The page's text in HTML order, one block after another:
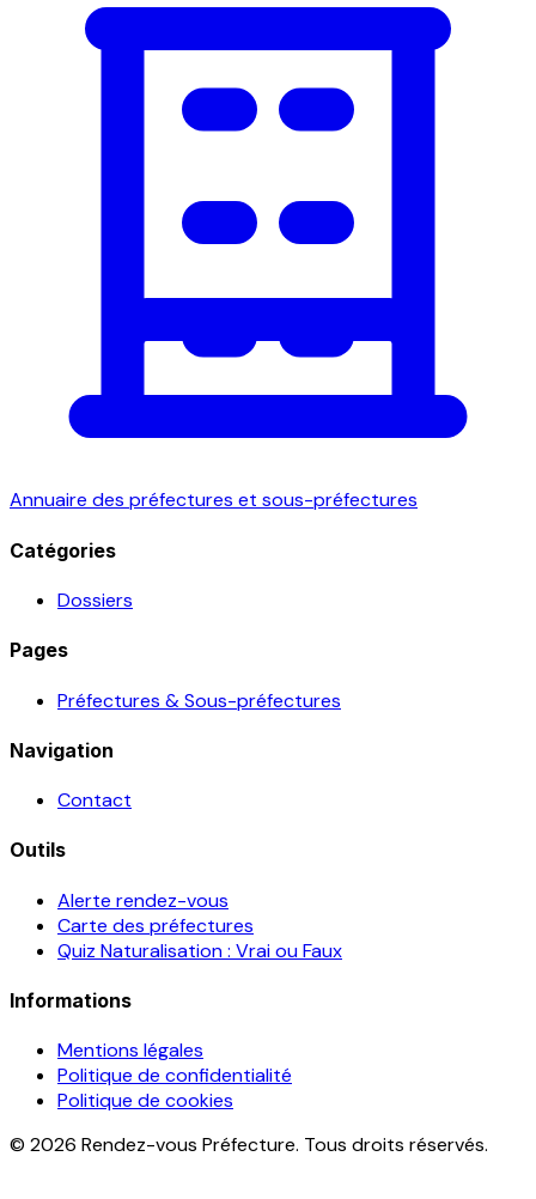
Annuaire des préfectures et sous-préfectures
Catégories
Dossiers
Pages
Préfectures & Sous-préfectures
Navigation
Contact
Outils
Alerte rendez-vous
Carte des préfectures
Quiz Naturalisation : Vrai ou Faux
Informations
Mentions légales
Politique de confidentialité
Politique de cookies
© 2026 Rendez-vous Préfecture. Tous droits réservés.